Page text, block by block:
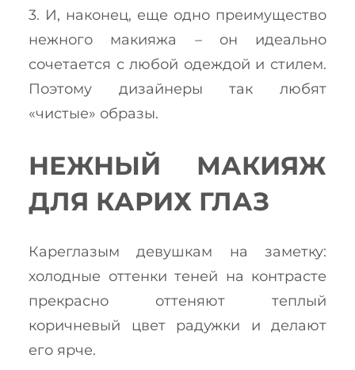
3. И, наконец, еще одно преимущество
нежного макияжа – он идеально
сочетается с любой одеждой и стилем.
Поэтому дизайнеры так любят
«чистые» образы.
НЕЖНЫЙ МАКИЯЖ
ДЛЯ КАРИХ ГЛАЗ
Кареглазым девушкам на заметку:
холодные оттенки теней на контрасте
прекрасно оттеняют теплый
коричневый цвет радужки и делают
его ярче.